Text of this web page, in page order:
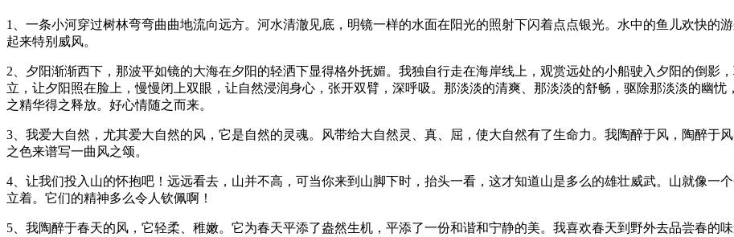
1、一条小河穿过树林弯弯曲曲地流向远方。河水清澈见底，明镜一样的水面在阳光的照射下闪着点点银光。水中的鱼儿欢快的
起来特别威风。
2、夕阳渐渐西下，那波平如镜的大海在夕阳的轻洒下显得格外抚媚。我独自行走在海岸线上，观赏远处的小船驶入夕阳的倒影
立，让夕阳照在脸上，慢慢闭上双眼，让自然浸润身心，张开双臂，深呼吸。那淡淡的清爽、那淡淡的舒畅，驱除那淡淡的幽
之精华得之释放。好心情随之而来。
3、我爱大自然，尤其爱大自然的风，它是自然的灵魂。风带给大自然灵、真、屈，使大自然有了生命力。我陶醉于风，陶醉于
之色来谱写一曲风之颂。
4、让我们投入山的怀抱吧！远远看去，山并不高，可当你来到山脚下时，抬头一看，这才知道山是多么的雄壮威武。山就像一
立着。它们的精神多么令人钦佩啊！
5、我陶醉于春天的风，它轻柔、稚嫩。它为春天平添了盎然生机，平添了一份和谐和宁静的美。我喜欢春天到野外去品尝春的